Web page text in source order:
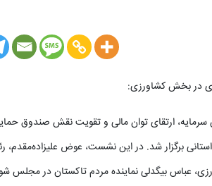
در بخش کشاورزی:
ارتقای توان مالی و تقویت نقش صندوق
برگزار شد. در این نشست، عوض علیزاده‌مقدم،
عباس بیگدلی نماینده مردم تاکستان در مجلس